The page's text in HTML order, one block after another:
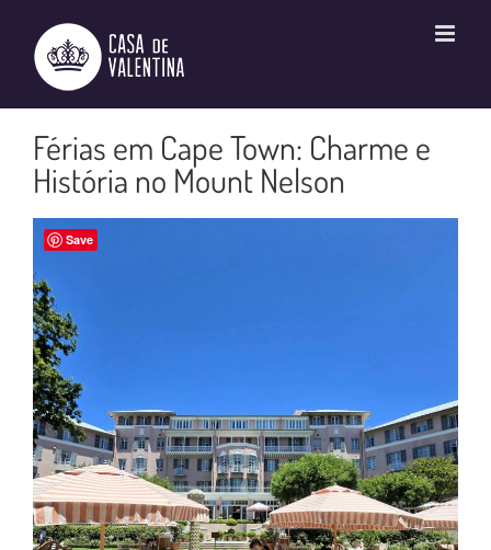
conteúdo
Férias em Cape Town: Charme e
História no Mount Nelson
Save